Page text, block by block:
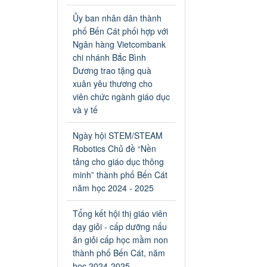
tại các cơ sở giáo dục trên địa
bàn thị xã Bến Cát
Ngày ban hành: 04/03/2024
Kế hoạch thực hiện Chỉ thị
số 16/CT-TTg ngày
27/05/2023 của Thủ tướng
Chính phủ về tăng cường
phòng ngừa, đấu tranh tội
liên quan đến hoạt động tổ
chức đánh bạc và đánh bạc
Kế hoạch thực hiện Chỉ thị số
16/CT-TTg ngày 27/05/2023
của Thủ tướng Chính phủ về
tăng cường phòng ngừa, đấu
tranh tội phạm, vi phạm pháp
luật liên quan đến hoạt động
tổ chức đánh bạc và đánh bạc
Ngày ban hành: 04/03/2024
Ủy ban nhân dân thành
phố Bến Cát phối hợp với
Ngân hàng Vietcombank
chi nhánh Bắc Bình
Dương trao tặng quà
xuân yêu thương cho
viên chức ngành giáo dục
và y tế
Ngày hội STEM/STEAM
Robotics Chủ đề “Nền
tảng cho giáo dục thông
minh” thành phố Bến Cát
năm học 2024 - 2025
Tổng kết hội thị giáo viên
dạy giỏi - cấp dưỡng nấu
ăn giỏi cấp học mầm non
thành phố Bến Cát, năm